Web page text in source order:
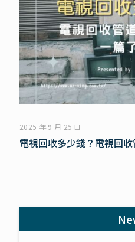
2025 年 9 月 25 日
電視回收多少錢？電視回